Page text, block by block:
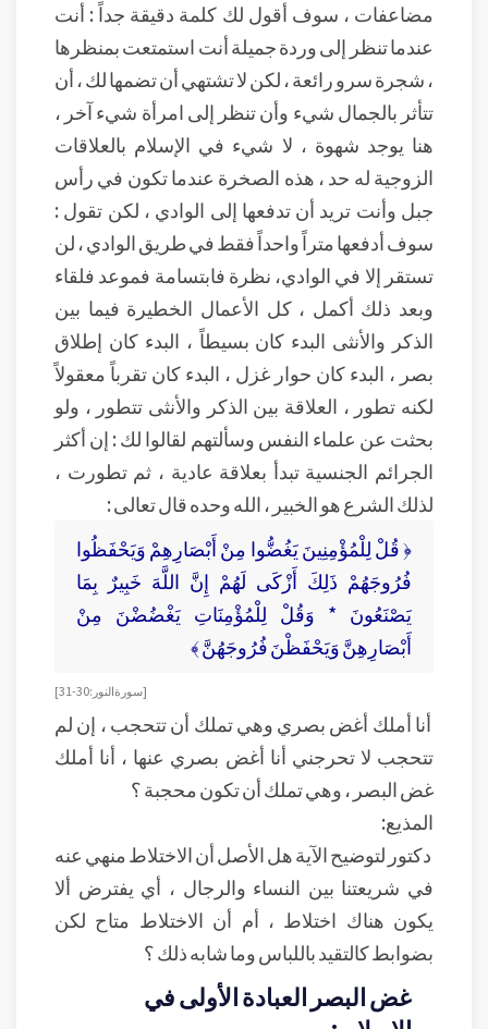
مضاعفات ، سوف أقول لك كلمة دقيقة جداً : أنت
عندما تنظر إلى وردة جميلة أنت استمتعت بمنظرها
، شجرة سرو رائعة ، لكن لا تشتهي أن تضمها لك ، أن
تتأثر بالجمال شيء وأن تنظر إلى امرأة شيء آخر ،
هنا يوجد شهوة ، لا شيء في الإسلام بالعلاقات
الزوجية له حد ، هذه الصخرة عندما تكون في رأس
جبل وأنت تريد أن تدفعها إلى الوادي ، لكن تقول :
سوف أدفعها متراً واحداً فقط في طريق الوادي ، لن
تستقر إلا في الوادي، نظرة فابتسامة فموعد فلقاء
وبعد ذلك أكمل ، كل الأعمال الخطيرة فيما بين
الذكر والأنثى البدء كان بسيطاً ، البدء كان إطلاق
بصر ، البدء كان حوار غزل ، البدء كان تقرباً معقولاً
لكنه تطور ، العلاقة بين الذكر والأنثى تتطور ، ولو
بحثت عن علماء النفس وسألتهم لقالوا لك : إن أكثر
الجرائم الجنسية تبدأ بعلاقة عادية ، ثم تطورت ،
لذلك الشرع هو الخبير ، الله وحده قال تعالى :
﴿ قُلْ لِلْمُؤْمِنِينَ يَغُضُّوا مِنْ أَبْصَارِهِمْ وَيَحْفَظُوا
فُرُوجَهُمْ ذَلِكَ أَزْكَى لَهُمْ إِنَّ اللَّهَ خَبِيرٌ بِمَا
يَصْنَعُونَ * وَقُلْ لِلْمُؤْمِنَاتِ يَغْضُضْنَ مِنْ
أَبْصَارِهِنَّ وَيَحْفَظْنَ فُرُوجَهُنَّ ﴾
[ سورة النور: 30-31]
أنا أملك أغض بصري وهي تملك أن تتحجب ، إن لم
تتحجب لا تحرجني أنا أغض بصري عنها ، أنا أملك
غض البصر ، وهي تملك أن تكون محجبة ؟
المذيع:
دكتور لتوضيح الآية هل الأصل أن الاختلاط منهي عنه
في شريعتنا بين النساء والرجال ، أي يفترض ألا
يكون هناك اختلاط ، أم أن الاختلاط متاح لكن
بضوابط كالتقيد باللباس وما شابه ذلك ؟
غض البصر العبادة الأولى في